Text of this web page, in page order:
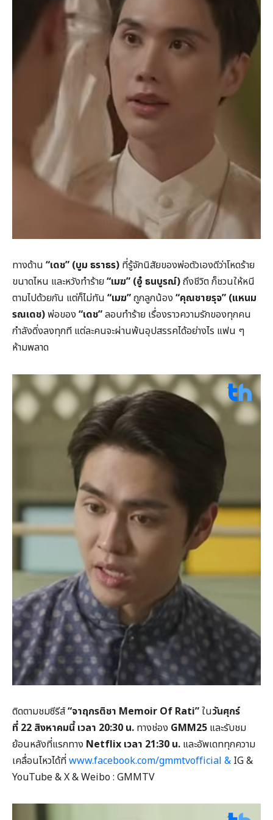
ทางด้าน “เดช” (บูม ธราธร) ที่รู้จักนิสัยของพ่อตัวเองดีว่าโหดร้าย
ขนาดไหน และหวังทำร้าย“เมฆ” (อู๋ ธนบูรณ์)ถึงชีวิต ก็ชวนให้หนี
ตามไปด้วยกัน แต่ก็ไม่ทัน “เมฆ”ถูกลูกน้อง “คุณชายรุจ” (แหนม
รณเดช)พ่อของ “เดช”ลอบทำร้าย เรื่องราวความรักของทุกคน
กำลังดิ่งลงทุกที แต่ละคนจะผ่านพ้นอุปสรรคได้อย่างไร แฟน ๆ
ห้ามพลาด
ติดตามชมซีรีส์“จาฤกรติชา Memoir Of Rati”ในวันศุกร์
ที่ 22 สิงหาคมนี้ เวลา 20:30 น. ทางช่อง GMM25 และรับชม
ย้อนหลังที่แรกทาง Netflix เวลา 21:30 น. และอัพเดททุกความ
เคลื่อนไหวได้ที่www.facebook.com/gmmtvofficial & IG &
YouTube & X & Weibo : GMMTV